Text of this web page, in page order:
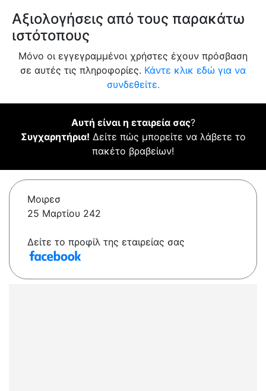
Αξιολογήσεις από τους παρακάτω
ιστότοπους
Μόνο οι εγγεγραμμένοι χρήστες έχουν πρόσβαση
σε αυτές τις πληροφορίες. Κάντε κλικ εδώ για να
συνδεθείτε.
Αυτή είναι η εταιρεία σας?
Συγχαρητήρια! Δείτε πώς μπορείτε να λάβετε το
πακέτο βραβείων!
Μοιρεσ
25 Μαρτίου 242
Δείτε το προφίλ της εταιρείας σας